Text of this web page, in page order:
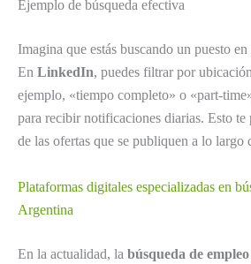
Ejemplo de búsqueda efectiva
Imagina que estás buscando un puesto
En LinkedIn, puedes filtrar por
ejemplo, «tiempo completo» o «part-
para recibir notificaciones diarias. Esto te
de las ofertas que se publiquen a lo largo
Plataformas digitales especializadas en
Argentina
En la actualidad, la búsqueda de empleo